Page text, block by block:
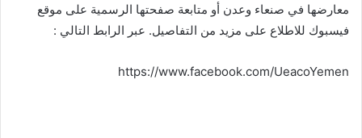
معارضها في صنعاء وعدن أو متابعة صفحتها الرسمية على موقع
فيسبوك للاطلاع على مزيد من التفاصيل. عبر الرابط التالي :
https://www.facebook.com/UeacoYemen